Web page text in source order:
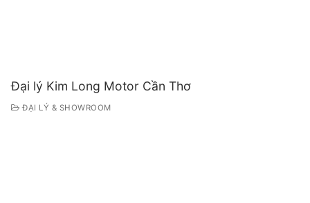
Đại lý Kim Long Motor Cần Thơ
ĐẠI LÝ & SHOWROOM